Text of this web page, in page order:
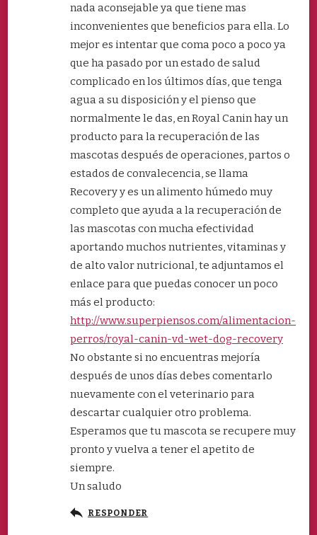
nada aconsejable ya que tiene mas
inconvenientes que beneficios para ella. Lo
mejor es intentar que coma poco a poco ya
que ha pasado por un estado de salud
complicado en los últimos días, que tenga
agua a su disposición y el pienso que
normalmente le das, en Royal Canin hay un
producto para la recuperación de las
mascotas después de operaciones, partos o
estados de convalecencia, se llama
Recovery y es un alimento húmedo muy
completo que ayuda a la recuperación de
las mascotas con mucha efectividad
aportando muchos nutrientes, vitaminas y
de alto valor nutricional, te adjuntamos el
enlace para que puedas conocer un poco
más el producto:
http://www.superpiensos.com/alimentacion-
perros/royal-canin-vd-wet-dog-recovery
No obstante si no encuentras mejoría
después de unos días debes comentarlo
nuevamente con el veterinario para
descartar cualquier otro problema.
Esperamos que tu mascota se recupere muy
pronto y vuelva a tener el apetito de
siempre.
Un saludo
RESPONDER